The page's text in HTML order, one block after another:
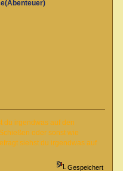
du irgendwas auf den
oder sonst wie
siehst du irgendwas auf
Gespeichert